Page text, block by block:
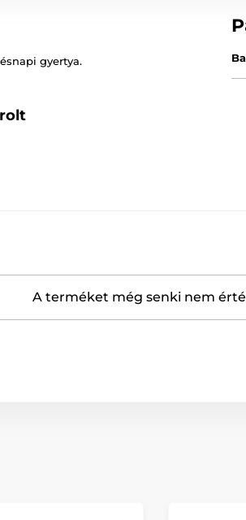
gyertya.
A terméket még senki nem